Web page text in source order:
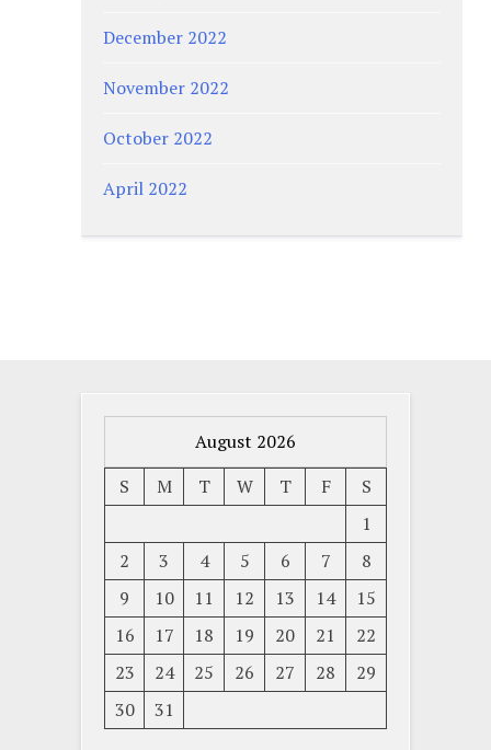
December 2022
November 2022
October 2022
April 2022
August 2026
S
M T W T F
S
1
2
3 4 5 6 7
8
9
10 11 12 13 14
15
16
17 18 19 20 21
22
23
24 25 26 27 28
29
30
31